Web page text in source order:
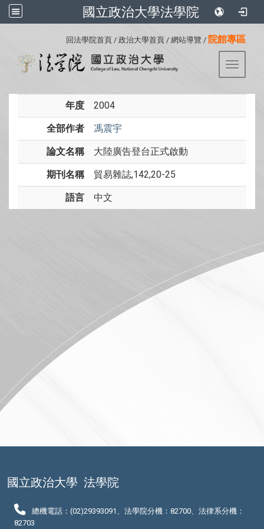
國立政治大學法學院
回法學院首頁 / 政治大學首頁 / 網站導覽 / 院館專區
Toggle
年度 2004
全部作者 馮震宇
論文名稱 大陸廣告登台正式啟動
期刊名稱 貿易雜誌,142,20-25
語言 中文
國立政治大學 法學院
總機電話：(02)29393091、法學院分機：82700、法律系分機：
82703